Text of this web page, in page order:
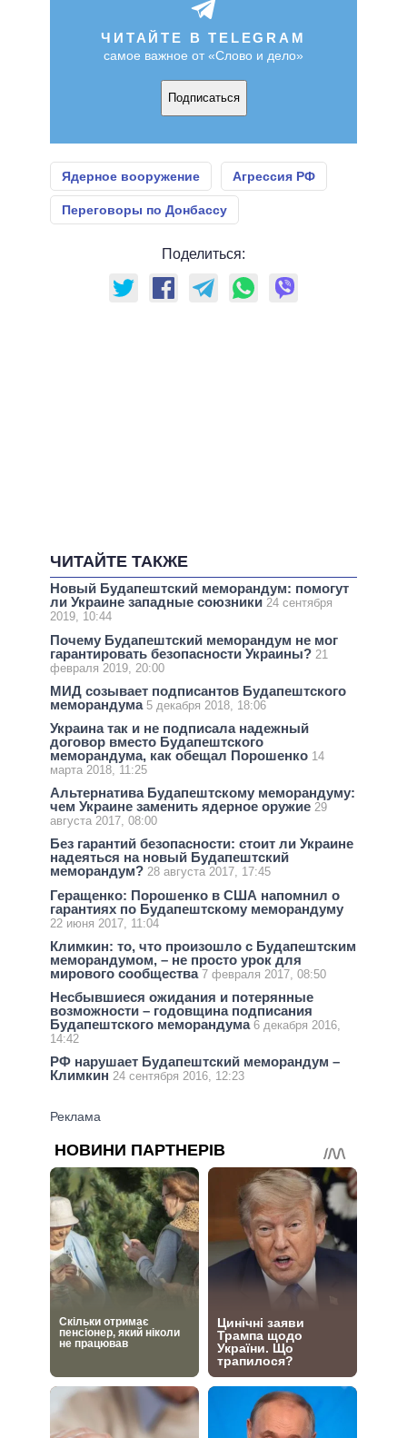
ЧИТАЙТЕ В TELEGRAM
самое важное от «Слово и дело»
Подписаться
Ядерное вооружение Агрессия РФ
Переговоры по Донбассу
Поделиться:
ЧИТАЙТЕ ТАКЖЕ
Новый Будапештский меморандум: помогут
ли Украине западные союзники 24 сентября
2019, 10:44
Почему Будапештский меморандум не мог
гарантировать безопасности Украины? 21
февраля 2019, 20:00
МИД созывает подписантов Будапештского
меморандума 5 декабря 2018, 18:06
Украина так и не подписала надежный
договор вместо Будапештского
меморандума, как обещал Порошенко 14
марта 2018, 11:25
Альтернатива Будапештскому меморандуму:
чем Украине заменить ядерное оружие 29
августа 2017, 08:00
Без гарантий безопасности: стоит ли Украине
надеяться на новый Будапештский
меморандум? 28 августа 2017, 17:45
Геращенко: Порошенко в США напомнил о
гарантиях по Будапештскому меморандуму
22 июня 2017, 11:04
Климкин: то, что произошло с Будапештским
меморандумом, – не просто урок для
мирового сообщества 7 февраля 2017, 08:50
Несбывшиеся ожидания и потерянные
возможности – годовщина подписания
Будапештского меморандума 6 декабря 2016,
14:42
РФ нарушает Будапештский меморандум –
Климкин 24 сентября 2016, 12:23